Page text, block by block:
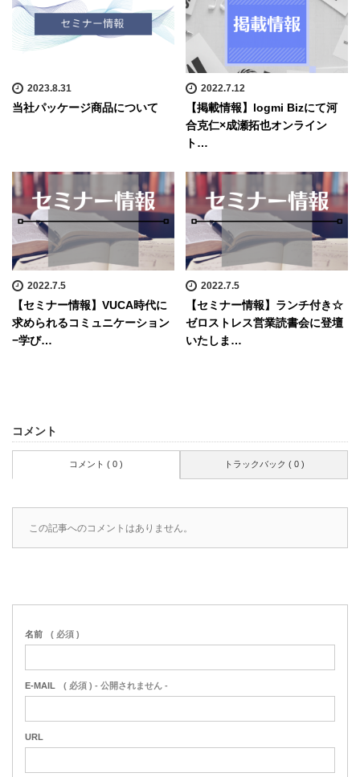
2023.8.31
当社パッケージ商品について
2022.7.12
【掲載情報】logmi Bizにて河
合克仁×成瀬拓也オンライン
ト…
2022.7.5
【セミナー情報】VUCA時代に
求められるコミュニケーション
−学び…
2022.7.5
【セミナー情報】ランチ付き☆
ゼロストレス営業読書会に登壇
いたしま…
コメント
コメント ( 0 ) トラックバック ( 0 )
この記事へのコメントはありません。
名前 ( 必須 )
E-MAIL ( 必須 ) - 公開されません -
URL